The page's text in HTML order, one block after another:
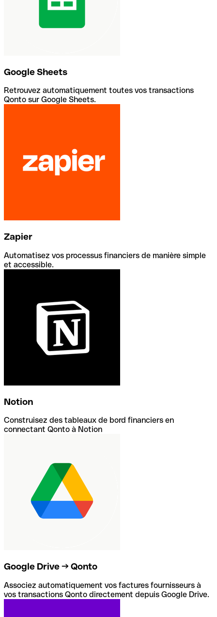
Google Sheets
Retrouvez automatiquement toutes vos transactions
Qonto sur Google Sheets.
Zapier
Automatisez vos processus financiers de manière simple
et accessible.
Notion
Construisez des tableaux de bord financiers en
connectant Qonto à Notion
Google Drive → Qonto
Associez automatiquement vos factures fournisseurs à
vos transactions Qonto directement depuis Google Drive.